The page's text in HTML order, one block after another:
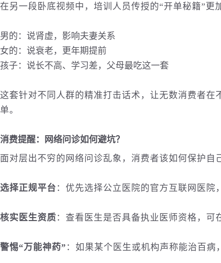
在另一段卧底视频中，培训人员传授的“开单秘籍”更
男的：说肾虚，影响夫妻关系
女的：说衰老，更年期提前
孩子：说长不高、学习差，父母最吃这一套
这套针对不同人群的精准打击话术，让无数消费者在
单。
消费提醒：网络问诊如何避坑？
面对层出不穷的网络问诊乱象，消费者该如何保护自
选择正规平台 ：优先选择公立医院的官方互联网 医院
核实医生资质 ：查看医生是否具备执业医师资格，可
警惕“万能神药” ：如果某个医生或机构声称能治百病